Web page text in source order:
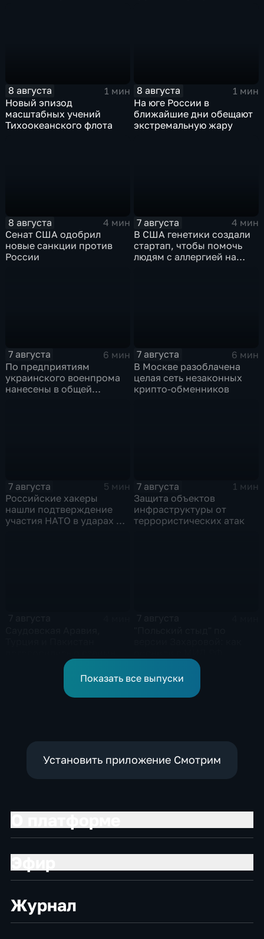
8 августа
1 мин
Новый эпизод
масштабных учений
Тихоокеанского флота
8 августа
1 мин
На юге России в
ближайшие дни обещают
экстремальную жару
8 августа
4 мин
Сенат США одобрил
новые санкции против
России
7 августа
4 мин
В США генетики создали
стартап, чтобы помочь
людям с аллергией на
7 августа
6 мин
По предприятиям
украинского военпрома
нанесены в общей
7 августа
6 мин
В Москве разоблачена
целая сеть незаконных
крипто-обменников
7 августа
5 мин
Российские хакеры
нашли подтверждение
участия НАТО в ударах по
7 августа
1 мин
Защита объектов
инфраструктуры от
террористических атак
скандальную речь
Навроцкого
Показать все выпуски
Установить приложение Смотрим
Журнал